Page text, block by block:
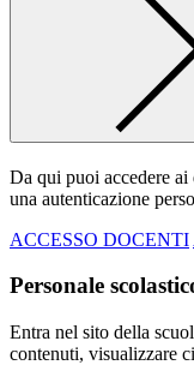
Da qui puoi accedere
una autenticazione
ACCESSO DOCENTI
Personale
Entra nel sito della
contenuti, visualizzare